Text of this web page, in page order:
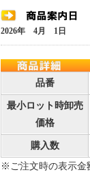
2026年 4月 1日
品番
最小ロット時卸売
価格
購入数
※ご注文時の表示金